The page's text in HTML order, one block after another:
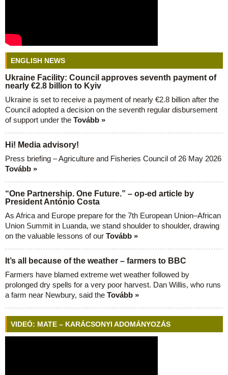
ENGLISH NEWS
Ukraine Facility: Council approves seventh payment of
nearly €2.8 billion to Kyiv
Ukraine is set to receive a payment of nearly €2.8 billion after the
Council adopted a decision on the seventh regular disbursement
of support under the Tovább »
Hi! Media advisory!
Press briefing – Agriculture and Fisheries Council of 26 May 2026
Tovább »
“One Partnership. One Future.” – op-ed article by
President António Costa
As Africa and Europe prepare for the 7th European Union–African
Union Summit in Luanda, we stand shoulder to shoulder, drawing
on the valuable lessons of our Tovább »
It’s all because of the weather – farmers to BBC
Farmers have blamed extreme wet weather followed by
prolonged dry spells for a very poor harvest. Dan Willis, who runs
a farm near Newbury, said the Tovább »
VIDEÓ: MATE – KARÁCSONYI ADOMÁNYOZÁS